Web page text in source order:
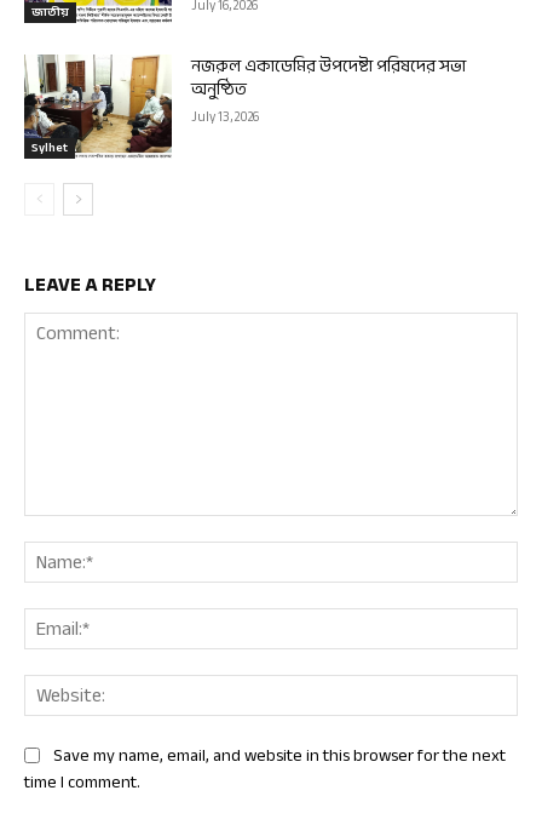
জাতীয়
Sylhet
নজরুল একাডেমির উপদেষ্টা পরিষদের সভা
অনুষ্ঠিত
July 13, 2026
LEAVE A REPLY
Save my name, email, and website in this browser for the next
time I comment.